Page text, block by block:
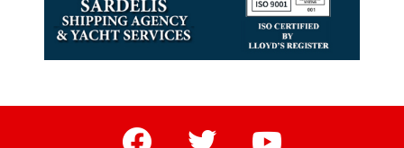
facebook twitter